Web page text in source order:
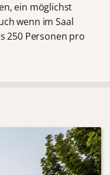
ein möglichst
wenn im Saal
250 Personen pro